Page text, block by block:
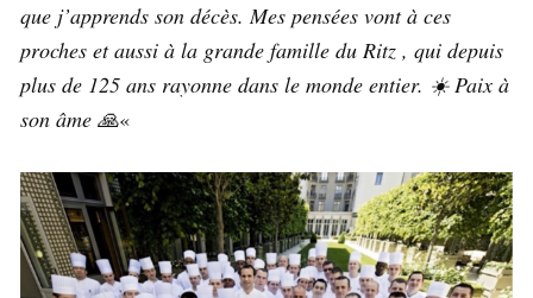
que j’apprends son décès. Mes pensées vont à ces
proches et aussi à la grande famille du Ritz , qui depuis
plus de 125 ans rayonne dans le monde entier. ☀️ Paix à
son âme 🙏«